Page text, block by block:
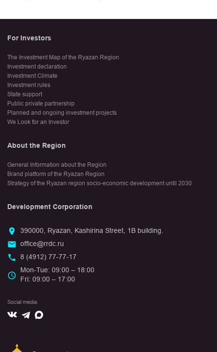
For Investors
The Investment Map of the Ryazan Region
Investment declaration
Investment Climate
Investment rules
State support
Public private partnership
Planned and ongoing investment projects
We Look for an Investor
About the Region
General Information about the Region
Brand platform of the Ryazan Region
Strategy of the Ryazan region socio-economic development until 2030
Development Corporation
390000, Ryazan, Kashirina Street, 1B building.
office@rrdc.ru
8 (4912) 77-77-17
Mon-Tue: 09:00 – 18:00
Fri: 09:00 – 17:00
Social media:
Вконтакте
Telegram
Max